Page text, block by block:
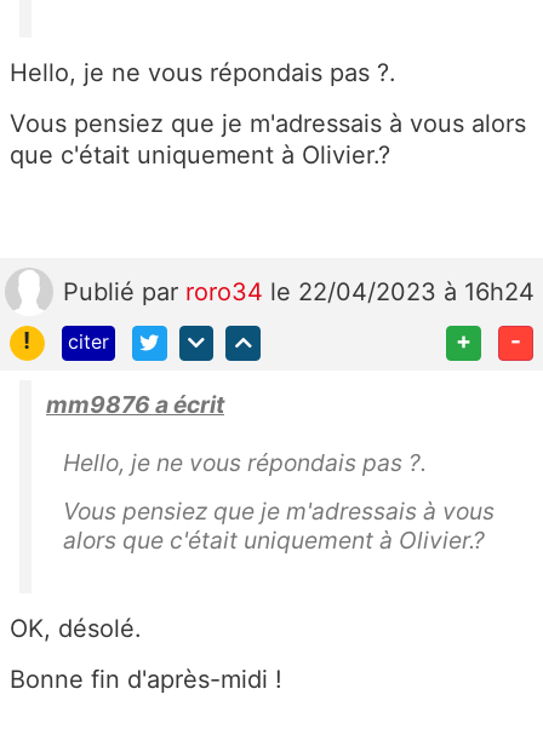
Hello, je ne vous répondais pas ?.
Vous pensiez que je m'adressais à vous alors
que c'était uniquement à Olivier.?
Publié par roro34 le 22/04/2023 à 16h24
!
citer + -
mm9876 a écrit
Hello, je ne vous répondais pas ?.
Vous pensiez que je m'adressais à vous
alors que c'était uniquement à Olivier.?
OK, désolé.
Bonne fin d'après-midi !